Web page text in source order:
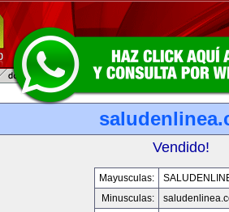
Vendido!
Mayusculas:
Minusculas: